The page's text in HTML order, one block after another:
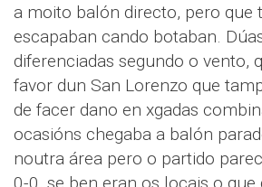
a moito balón directo, pero que
escapaban cando botaban.
diferenciadas segundo o vento,
favor dun San Lorenzo que
de facer dano en xgadas
ocasións chegaba a balón
noutra área pero o partido